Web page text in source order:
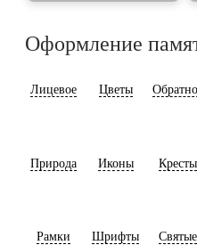
Оформление
Лицевое Цветы
Природа Иконы Кресты
Рамки Шрифты Святые